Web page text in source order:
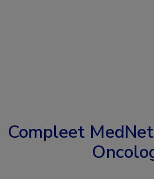
Compleet